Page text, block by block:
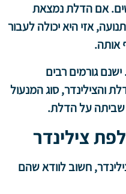
אם הדלת נמצאת
אזי היא יכולה לעבור
אותה.
גורמים רבים
והצילינדר, סוג המנעול
שביתה על הדלת.
צילינדר
חשוב לוודא שהם